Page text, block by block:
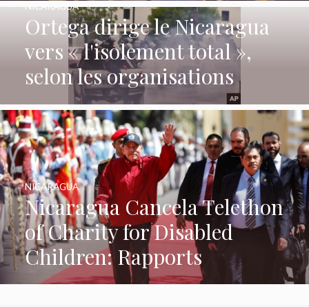
Ortega dirige le Nicaragua
vers « l'isolement total »,
selon les organisations
NICARAGUA
Nicaragua Cancela Telethon
of Charity for Disabled
Children: Rapports
NICARAGUA